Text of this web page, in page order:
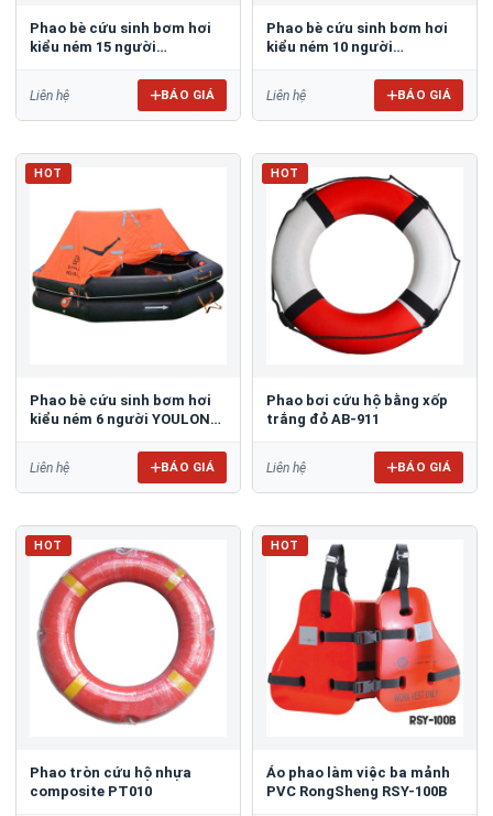
Phao bè cứu sinh bơm hơi
kiểu ném 15 người
Liên hệ BÁO GIÁ
Phao bè cứu sinh bơm hơi
kiểu ném 10 người
Liên hệ BÁO GIÁ
HOT
Phao bè cứu sinh bơm hơi
kiểu ném 6 người YOULONG
Liên hệ BÁO GIÁ
HOT
Phao bơi cứu hộ bằng xốp
trắng đỏ AB-911
Liên hệ BÁO GIÁ
HOT
Phao tròn cứu hộ nhựa
composite PT010
HOT
Áo phao làm việc ba mảnh
PVC RongSheng RSY-100B